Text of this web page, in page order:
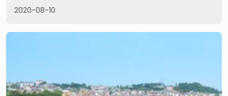
круглосуточная охрана. Отличное расположение рядом с
2020-08-10